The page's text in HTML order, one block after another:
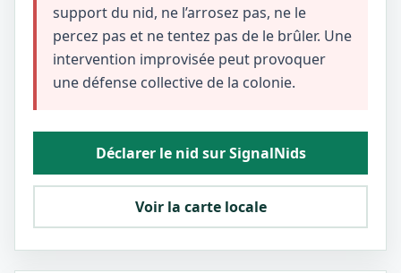
support du nid, ne l’arrosez pas, ne le
percez pas et ne tentez pas de le brûler. Une
intervention improvisée peut provoquer
une défense collective de la colonie.
Déclarer le nid sur SignalNids
Voir la carte locale